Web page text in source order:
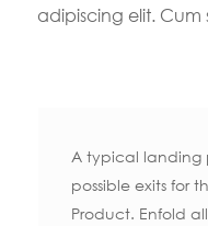
adipiscing elit. Cum
A typical landing
possible exits for
Product. Enfold